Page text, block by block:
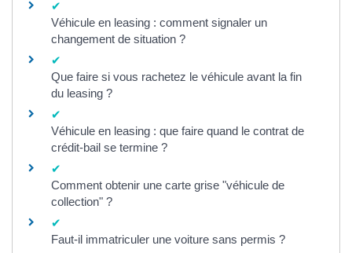
Véhicule en leasing : comment signaler un
changement de situation ?
Que faire si vous rachetez le véhicule avant la fin
du leasing ?
Véhicule en leasing : que faire quand le contrat de
crédit-bail se termine ?
Comment obtenir une carte grise "véhicule de
collection" ?
Faut-il immatriculer une voiture sans permis ?